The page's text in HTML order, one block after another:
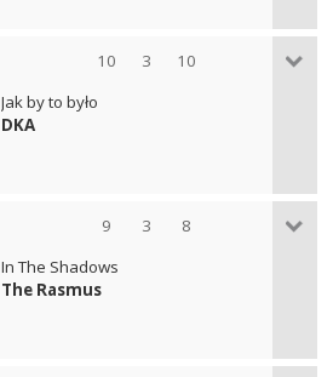
10 3 10
Jak by to było
DKA
9 3 8
In The Shadows
The Rasmus